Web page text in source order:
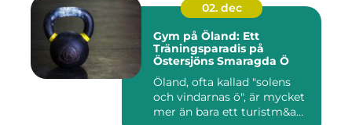
02. dec
Gym på Öland: Ett
Träningsparadis på
Östersjöns Smaragda Ö
Öland, ofta kallad "solens
och vindarnas ö", är mycket
mer än bara ett turistm&a...